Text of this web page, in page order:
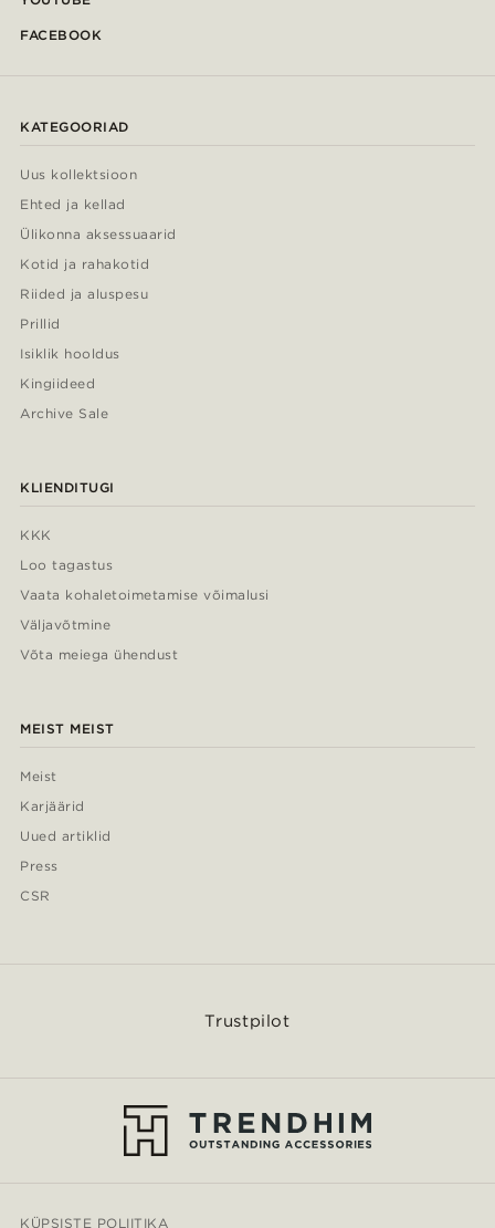
FACEBOOK
KATEGOORIAD
Uus kollektsioon
Ehted ja kellad
Ülikonna aksessuaarid
Kotid ja rahakotid
Riided ja aluspesu
Prillid
Isiklik hooldus
Kingiideed
Archive Sale
KLIENDITUGI
KKK
Loo tagastus
Vaata kohaletoimetamise võimalusi
Väljavõtmine
Võta meiega ühendust
MEIST MEIST
Meist
Karjäärid
Uued artiklid
Press
CSR
Trustpilot
KÜPSISTE POLIITIKA